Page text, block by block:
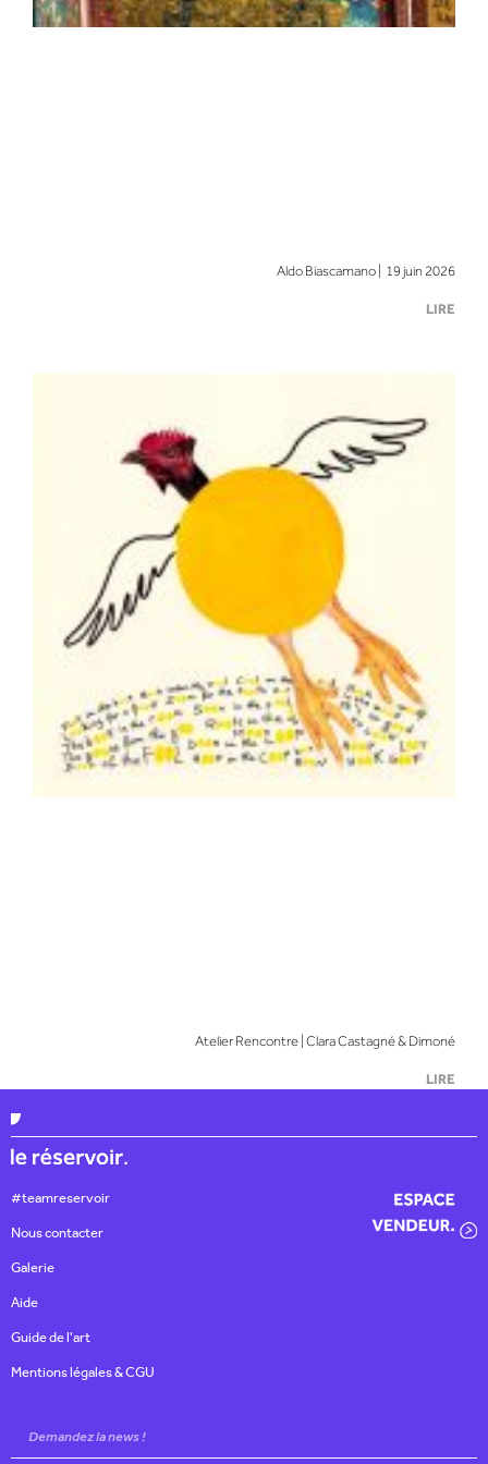
Aldo Biascamano | 19 juin 2026
LIRE
Atelier Rencontre | Clara Castagné & Dimoné
LIRE
#teamreservoir
Nous contacter
Galerie
Aide
Guide de l'art
Mentions légales & CGU